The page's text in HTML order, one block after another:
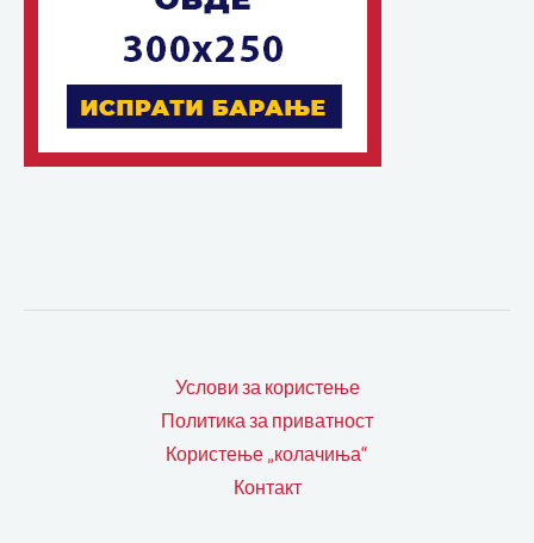
Услови за користење
Политика за приватност
Користење „колачиња“
Контакт